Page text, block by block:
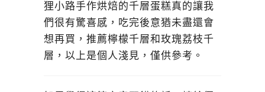
狸小路手作烘焙的千層蛋糕真的讓我
們很有驚喜感，吃完後意猶未盡還會
想再買，推薦檸檬千層和玫瑰荔枝千
層，以上是個人淺見，僅供參考。